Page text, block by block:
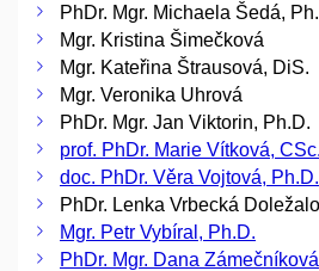
PhDr. Mgr. Michaela Šedá,
Mgr. Kristina Šimečková
Mgr. Kateřina Štrausová, DiS.
Mgr. Veronika Uhrová
PhDr. Mgr. Jan Viktorin, Ph.D.
prof. PhDr. Marie Vítková, CSc.
doc. PhDr. Věra Vojtová, Ph.D.
PhDr. Lenka Vrbecká
Mgr. Petr Vybíral, Ph.D.
PhDr. Mgr. Dana